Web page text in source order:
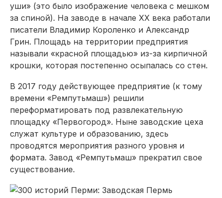
уши» (это было изображение человека с мешком
за спиной). На заводе в начале XX века работали
писатели Владимир Короленко и Александр
Грин. Площадь на территории предприятия
называли «красной площадью» из-за кирпичной
крошки, которая постепенно осыпалась со стен.
В 2017 году действующее предприятие (к тому
времени «Ремпутьмаш») решили
переформатировать под развлекательную
площадку «Первогород». Ныне заводские цеха
служат культуре и образованию, здесь
проводятся мероприятия разного уровня и
формата. Завод «Ремпутьмаш» прекратил свое
существование.